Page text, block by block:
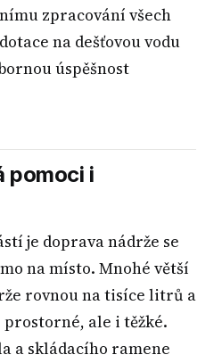
zpracování všech
na dešťovou vodu
úspěšnost
pomoci i
je doprava nádrže se
na místo. Mnohé větší
rovnou na tisíce litrů a
ale i těžké.
a skládacího ramene